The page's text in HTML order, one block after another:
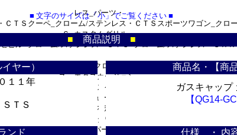
■ 文字のサイズは「小」でご覧ください ■
■ 商品説明 ■
ヤー）
商品名・【商
１１年
ＴＳ
ガスキャップ
【QG14-
ンド 仕様 ・ 内
レス_パーツ・
ＣＴＳクーペ_クローム/ステンレス・ＣＴＳスポーツワゴン_クロ
Ｓ_カスタムグリル・
ビル_クローム/ステンレス・ＳＴＳ_クローム/ステンレス・ＳＲ
ーツ・エクスプローラー_クローム/ステンレス・エクスペディショ
ス・エクスカージョン_
_クローム/ステンレス・エスケープ_クローム/ステンレス・フレッ
レス・フュージョン_
：ナビゲーター_クローム/ステンレス・ＬＳ_カスタム・ＭＫＺ_・
テンレス・タウンカー_
ノ_クローム/ステンレス_パーツ・タイタン_クローム/ステンレス